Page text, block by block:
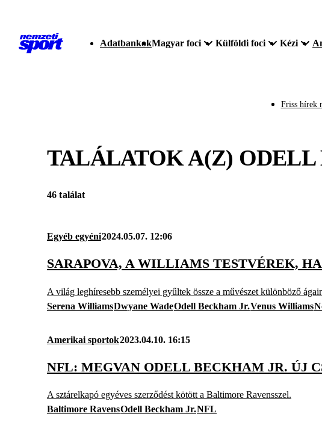
AdatbankokMagyar foci Külföldi foci Kézi
Friss hírek
TALÁLATOK A(Z) ODELL
46 találat
Egyéb egyéni2024.05.07. 12:06
SARAPOVA, A WILLIAMS TESTVÉREK,
A világ leghíresebb személyei gyűltek össze a művészet különböző
Serena WilliamsDwyane WadeOdell Beckham Jr.Venus Williams
Amerikai sportok2023.04.10. 16:15
NFL: MEGVAN ODELL BECKHAM JR. ÚJ
A sztárelkapó egyéves szerződést kötött a Baltimore Ravensszel.
Baltimore RavensOdell Beckham Jr.NFL